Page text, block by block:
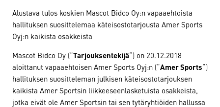
Alustava tulos koskien Mascot Bidco Oy:n vapaaehtoista
hallituksen suosittelemaa käteisostotarjousta Amer Sports
Oyj:n kaikista osakkeista
Mascot Bidco Oy (“Tarjouksentekijä“) on 20.12.2018
aloittanut vapaaehtoisen Amer Sports Oyj:n (“Amer Sports“)
hallituksen suositteleman julkisen käteisostotarjouksen
kaikista Amer Sportsin liikkeeseenlasketuista osakkeista,
jotka eivät ole Amer Sportsin tai sen tytäryhtiöiden hallussa